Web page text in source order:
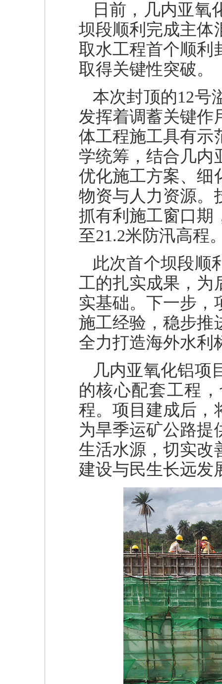
日前，几内亚氧
坝段顺利完成主体
取水工程首个顺利
取得关键性突破。
本次封顶的12号
发挥着调蓄关键作
体工程施工具有示
学统筹，结合几内
优化施工方案、细
物资与人力资源。
抓有利施工窗口期
至21.2米防汛高程
此次首个坝段顺
工的扎实成果，为
实基础。下一步，
施工经验，稳步推
全力打造海外水利
几内亚氧化铝项
的核心配套工程
程。项目建成后，
为旱季运矿公路提
生活水源，切实改
建设与民生长远发